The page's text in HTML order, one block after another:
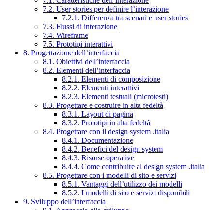
7.2. User stories per definire l’interazione
7.2.1. Differenza tra scenari e user stories
7.3. Flussi di interazione
7.4. Wireframe
7.5. Prototipi interattivi
8. Progettazione dell’interfaccia
8.1. Obiettivi dell’interfaccia
8.2. Elementi dell’interfaccia
8.2.1. Elementi di composizione
8.2.2. Elementi interattivi
8.2.3. Elementi testuali (microtesti)
8.3. Progettare e costruire in alta fedeltà
8.3.1. Layout di pagina
8.3.2. Prototipi in alta fedeltà
8.4. Progettare con il design system .italia
8.4.1. Documentazione
8.4.2. Benefici del design system
8.4.3. Risorse operative
8.4.4. Come contribuire al design system .italia
8.5. Progettare con i modelli di sito e servizi
8.5.1. Vantaggi dell’utilizzo dei modelli
8.5.2. I modelli di sito e servizi disponibili
9. Sviluppo dell’interfaccia